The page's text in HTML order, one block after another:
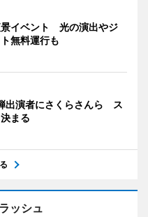
イベント 光の演出やジ
無料運行も
出演者にさくらさんら ス
まる
ッシュ